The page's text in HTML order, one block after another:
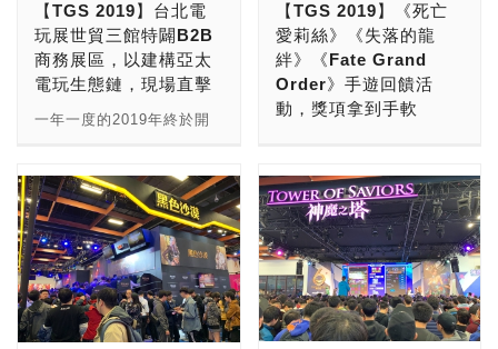
【TGS 2019】台北電
玩展世貿三館特闢B2B
商務展區，以建構亞太
電玩生態鏈，現場直擊
一年一度的2019年終於開
這次世貿一館規劃為B2C玩
家區，另B2B商務區則全面
移往世貿三館，提供更完整
的交流場地，讓圈內人士能
夠覓得更多的生意機會，也
讓今年的TGS展特別有看
頭！ 這次的B2B Zone展
【TGS 2019】《死亡
愛莉絲》《失落的龍
絆》《Fate Grand
Order》手遊回饋活
動，獎項拿到手軟
是家用遊戲主機的大作，以
及其他如《神魔之塔》這樣
的老字號遊戲，但小編還是
注意到一些手遊廠商們也在
藉由這次展覽，推出大量好
康活動回饋玩家，包含剛上
市不久的《死亡愛麗絲》和